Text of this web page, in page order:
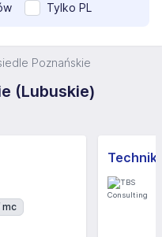
Tylko PL
Poznańskie
(Lubuskie)
mc